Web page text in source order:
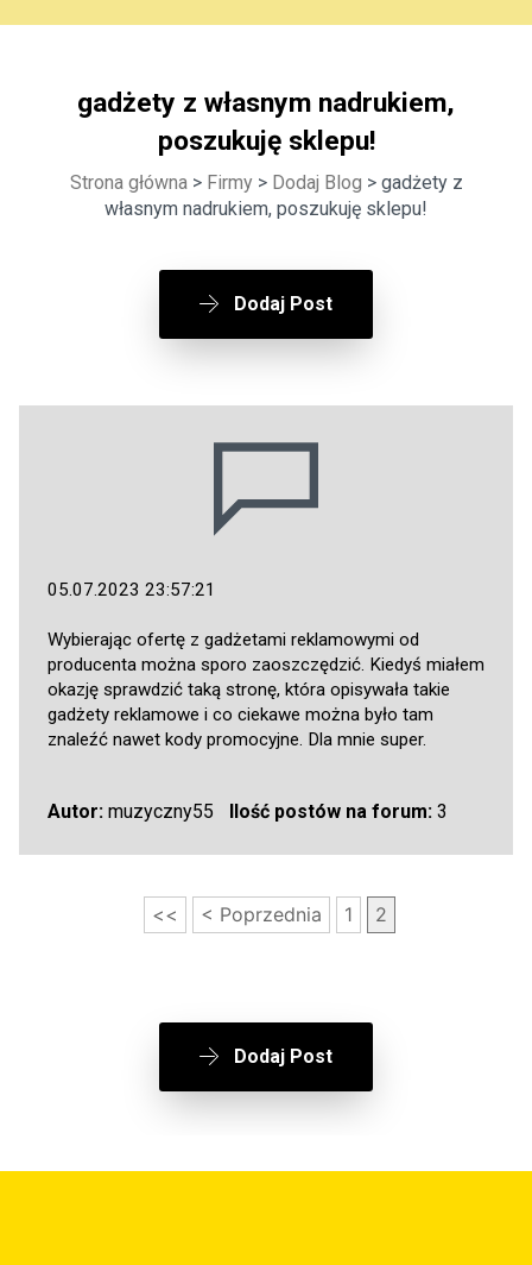
gadżety z własnym nadrukiem,
poszukuję sklepu!
Strona główna> Firmy> Dodaj Blog > gadżety z
własnym nadrukiem, poszukuję sklepu!
Dodaj Post
05.07.2023 23:57:21
Wybierając ofertę z gadżetami reklamowymi od
producenta można sporo zaoszczędzić. Kiedyś miałem
okazję sprawdzić taką stronę, która opisywała takie
gadżety reklamowe i co ciekawe można było tam
znaleźć nawet kody promocyjne. Dla mnie super.
Autor: muzyczny55 Ilość postów na forum:3
<< < Poprzednia 1 2
Dodaj Post